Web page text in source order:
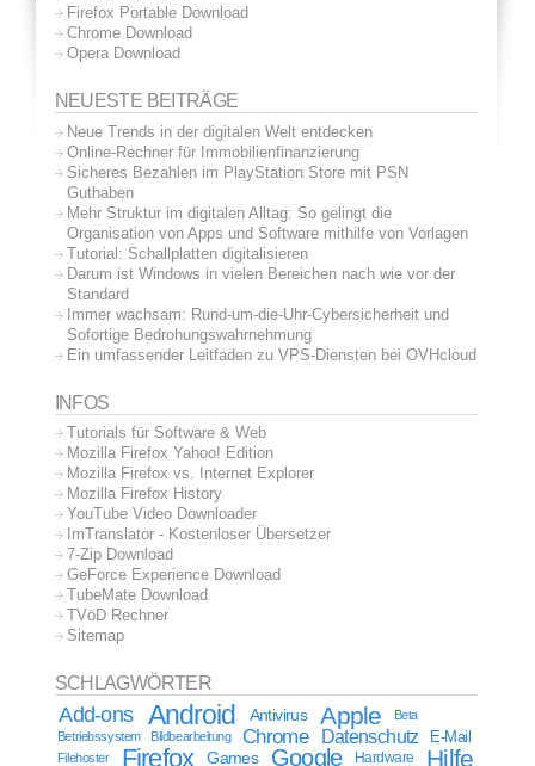
Firefox Portable Download
Chrome Download
Opera Download
NEUESTE BEITRÄGE
Neue Trends in der digitalen Welt entdecken
Online-Rechner für Immobilienfinanzierung
Sicheres Bezahlen im PlayStation Store mit PSN
Guthaben
Mehr Struktur im digitalen Alltag: So gelingt die
Organisation von Apps und Software mithilfe von Vorlagen
Tutorial: Schallplatten digitalisieren
Darum ist Windows in vielen Bereichen nach wie vor der
Standard
Immer wachsam: Rund-um-die-Uhr-Cybersicherheit und
Sofortige Bedrohungswahrnehmung
Ein umfassender Leitfaden zu VPS-Diensten bei OVHcloud
INFOS
Tutorials für Software & Web
Mozilla Firefox Yahoo! Edition
Mozilla Firefox vs. Internet Explorer
Mozilla Firefox History
YouTube Video Downloader
ImTranslator - Kostenloser Übersetzer
7-Zip Download
GeForce Experience Download
TubeMate Download
TVöD Rechner
Sitemap
SCHLAGWÖRTER
Add-ons Android Antivirus Apple
Beta
Betriebssystem
Bildbearbeitung Chrome Datenschutz E-Mail
Filehoster Firefox Games Google Hardware Hilfe